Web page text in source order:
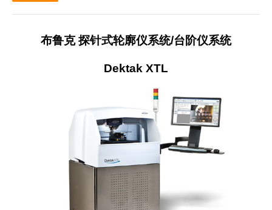
布鲁克 探针式轮廓仪系统/台阶仪系统
Dektak XTL